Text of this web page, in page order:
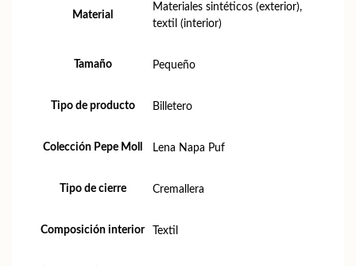
Material
Materiales sintéticos (exterior),
textil (interior)
Tamaño Pequeño
Tipo de producto Billetero
Colección Pepe Moll Lena Napa Puf
Tipo de cierre Cremallera
Composición interior Textil